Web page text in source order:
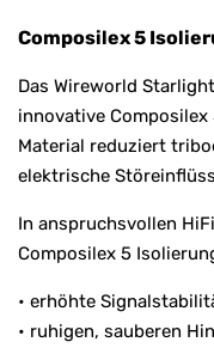
Composilex 5
Das Wireworld
innovative
Material reduziert
elektrische
In anspruchsvollen
Composilex 5
• erhöhte
• ruhigen, sauberen